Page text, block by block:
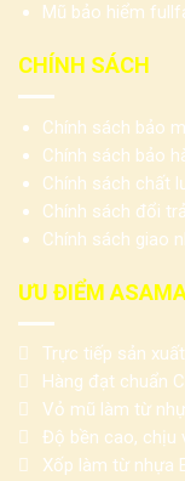
Mũ bảo hiểm
CHÍNH SÁCH
Chính sách bảo
Chính sách bảo
Chính sách chất
Chính sách đổi
Chính sách giao
ƯU ĐIỂM
Trực tiếp sản
Hàng đạt chuẩn
Vỏ mũ làm từ
Độ bền cao, chịu
Xốp làm từ nhựa